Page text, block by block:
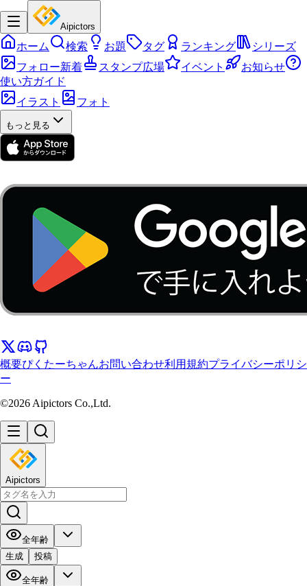
Aipictors
ホーム 検索 お題 タグ ランキング
シリーズ
フォロー新着
スタンプ広場 イベント
お知らせ
使い方ガイド
イラスト
フォト
もっと見る
概要ぴくたーちゃんお問い合わせ利用規約プライバシーポリシ
ー
©2026 Aipictors Co.,Ltd.
Aipictors
全年齢
生成
投稿
全年齢